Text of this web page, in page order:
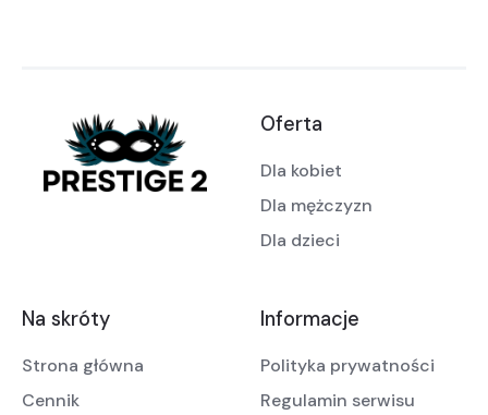
Oferta
Dla kobiet
Dla mężczyzn
Dla dzieci
Na skróty
Strona główna
Cennik
Informacje
Polityka prywatności
Regulamin serwisu